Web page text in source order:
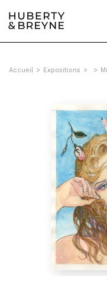
Accueil > Expositions > >